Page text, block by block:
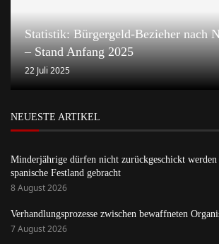
Statistik: Bürgergeld-Bezieher nach
– Stand Anfang 2025
22 Juli 2025
NEUESTE ARTIKEL
Minderjährige dürfen nicht zurückgeschickt werden
spanische Festland gebracht
8 August 2026
Verhandlungsprozesse zwischen bewaffneten
7 August 2026